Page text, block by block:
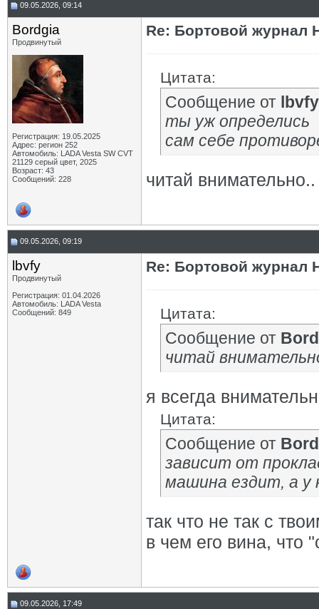
09.05.2026, 09:14
Bordgia
Продвинутый
Регистрация: 19.05.2025
Адрес: регион 252
Автомобиль: LADA Vesta SW CVT
21129 серый цвет, 2025
Возраст: 43
Сообщений: 228
Re: Бортовой журнал
Цитата:
Сообщение от lbvfy
ты уж определись
сам себе
читай
09.05.2026, 09:19
lbvfy
Продвинутый
Регистрация: 01.04.2026
Автомобиль: LADA Vesta
Сообщений: 849
Re: Бортовой журнал
Цитата:
Сообщение от
читай
я всегда
Цитата:
Сообщение от
зависит от
машина ездит, а у
так что не так с
в чем его вина, что
09.05.2026, 17:49